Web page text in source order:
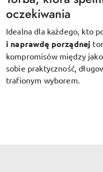
oczekiwania
Idealna dla każdego, kto
i naprawdę porządnej
kompromisów między
sobie praktyczność,
trafionym wyborem.